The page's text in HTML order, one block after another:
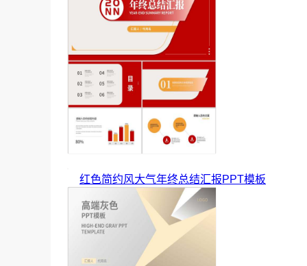
红色简约风大气年终总结汇报PPT模板